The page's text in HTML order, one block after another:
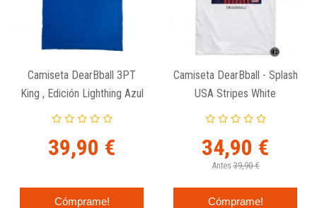
Camiseta DearBball 3PT
King , Edición Lighthing Azul
39,90 €
Cómprame!
Camiseta DearBball - Splash
USA Stripes White
34,90 €
Antes 39,90 €
Cómprame!